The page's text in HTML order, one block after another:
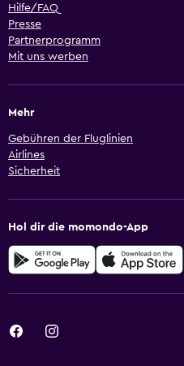
Hilfe/FAQ
Presse
Partnerprogramm
Mit uns werben
Mehr
Gebühren der Fluglinien
Airlines
Sicherheit
Hol dir die momondo-App